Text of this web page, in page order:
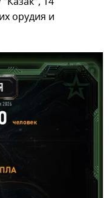
орудия и